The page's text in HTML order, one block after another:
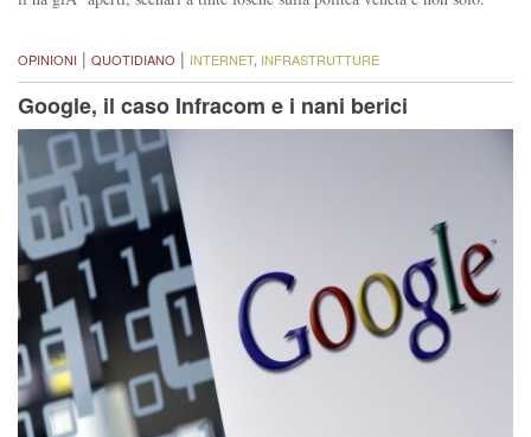
OPINIONI | QUOTIDIANO | INTERNET, INFRASTRUTTURE
Google, il caso Infracom e i nani berici